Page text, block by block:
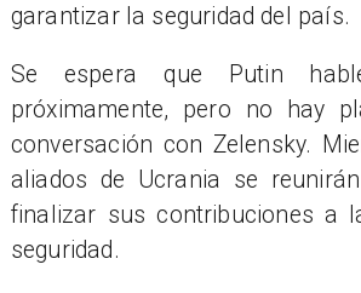
garantizar la seguridad del país.
Se espera que Putin
próximamente, pero no hay
conversación con Zelensky.
aliados de Ucrania se
finalizar sus contribuciones a
seguridad.